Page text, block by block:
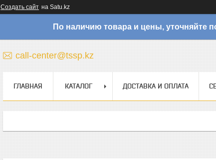
Создать сайт на Satu.kz
По наличию товара и цены, уточняйте
call-center@tssp.kz
ГЛАВНАЯ КАТАЛОГ ДОСТАВКА И ОПЛАТА